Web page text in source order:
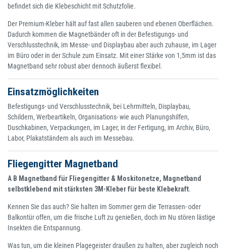
befindet sich die Klebeschicht mit Schutzfolie.
Der Premium-Kleber hält auf fast allen sauberen und ebenen Oberflächen.
Dadurch kommen die Magnetbänder oft in der Befestigungs- und
Verschlusstechnik, im Messe- und Displaybau aber auch zuhause, im Lager
im Büro oder in der Schule zum Einsatz. Mit einer Stärke von 1,5mm ist das
Magnetband sehr robust aber dennoch äußerst flexibel.
Einsatzmöglichkeiten
Befestigungs- und Verschlusstechnik, bei Lehrmitteln, Displaybau,
Schildern, Werbeartikeln, Organisations- wie auch Planungshilfen,
Duschkabinen, Verpackungen, im Lager, in der Fertigung, im Archiv, Büro,
Labor, Plakatständern als auch im Messebau.
Fliegengitter Magnetband
A B Magnetband für Fliegengitter & Moskitonetze, Magnetband
selbstklebend mit stärksten 3M-Kleber für beste Klebekraft.
Kennen Sie das auch? Sie halten im Sommer gern die Terrassen- oder
Balkontür offen, um die frische Luft zu genießen, doch im Nu stören lästige
Insekten die Entspannung.
Was tun, um die kleinen Plagegeister draußen zu halten, aber zugleich noch